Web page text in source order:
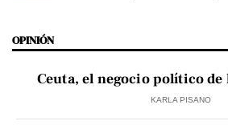
OPINIÓN
Ceuta, el negocio político
KARLA PISANO